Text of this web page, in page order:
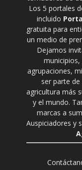
Los 5 portales
incluido
gratuita para
un medio de
Dejamos
municipios,
agrupaciones,
ser parte
agricultura más
y el mundo.
marcas a
Auspiciadores y